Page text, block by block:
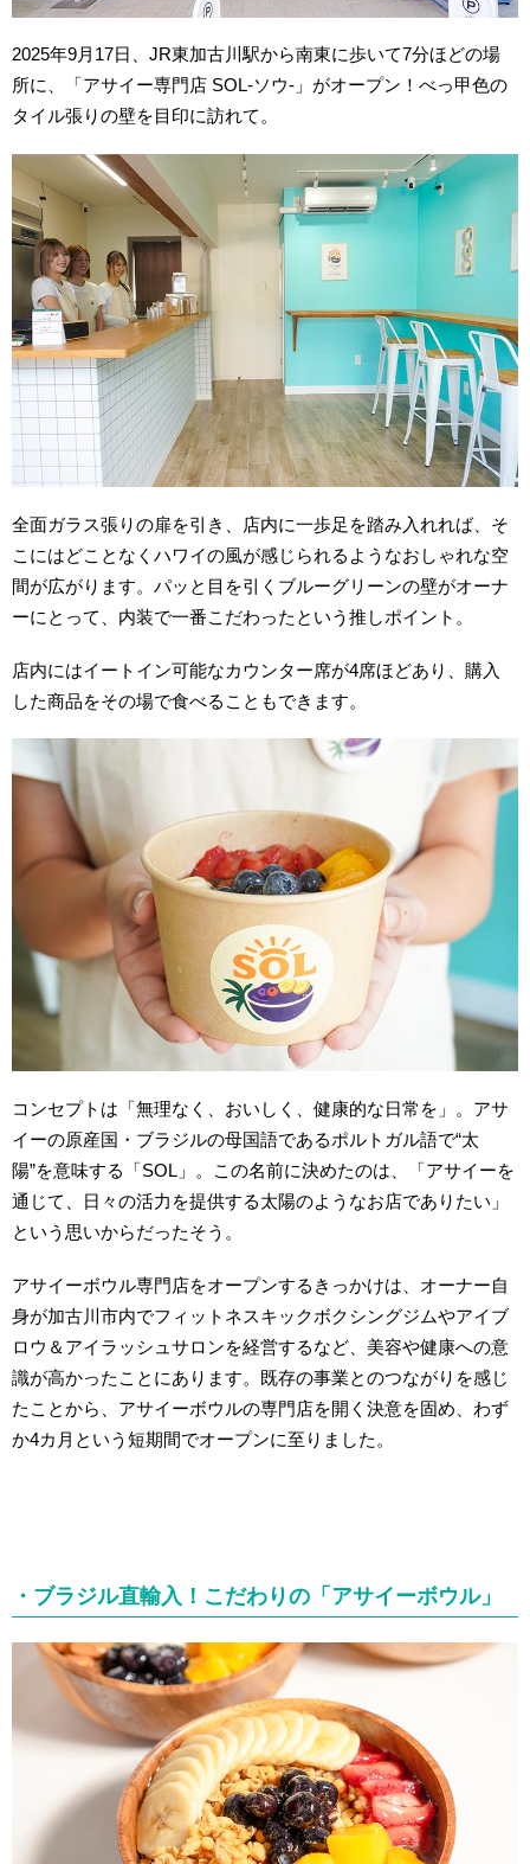
2025年9月17日、JR東加古川駅から南東に歩いて7分ほどの場
所に、「アサイー専門店 SOL-ソウ-」がオープン！べっ甲色の
タイル張りの壁を目印に訪れて。
全面ガラス張りの扉を引き、店内に一歩足を踏み入れれば、そ
こにはどことなくハワイの風が感じられるようなおしゃれな空
間が広がります。パッと目を引くブルーグリーンの壁がオーナ
ーにとって、内装で一番こだわったという推しポイント。
店内にはイートイン可能なカウンター席が4席ほどあり、購入
した商品をその場で食べることもできます。
コンセプトは「無理なく、おいしく、健康的な日常を」。アサ
イーの原産国・ブラジルの母国語であるポルトガル語で“太
陽”を意味する「SOL」。この名前に決めたのは、「アサイーを
通じて、日々の活力を提供する太陽のようなお店でありたい」
という思いからだったそう。
アサイーボウル専門店をオープンするきっかけは、オーナー自
身が加古川市内でフィットネスキックボクシングジムやアイブ
ロウ＆アイラッシュサロンを経営するなど、美容や健康への意
識が高かったことにあります。既存の事業とのつながりを感じ
たことから、アサイーボウルの専門店を開く決意を固め、わず
か4カ月という短期間でオープンに至りました。
・ブラジル直輸入！こだわりの「アサイーボウル」